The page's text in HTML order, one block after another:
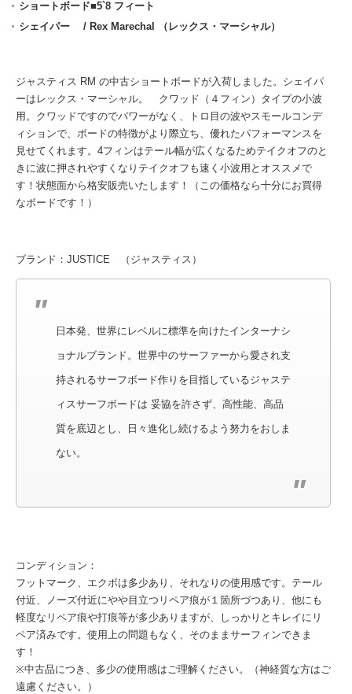
ショートボード■5`8 フィート
シェイパー / Rex Marechal （レックス・マーシャル）
ジャスティス RM の中古ショートボードが入荷しました。シェイパ
ーはレックス・マーシャル。 クワッド（４フィン）タイプの小波
用。クワッドですのでパワーがなく、トロ目の波やスモールコンデ
ィションで、ボードの特徴がより際立ち、優れたパフォーマンスを
見せてくれます。4フィンはテール幅が広くなるためテイクオフのと
きに波に押されやすくなりテイクオフも速く小波用とオススメで
す！状態面から格安販売いたします！（この価格なら十分にお買得
なボードです！）
ブランド：JUSTICE （ジャスティス）
日本発、世界にレベルに標準を向けたインターナシ
ョナルブランド。世界中のサーファーから愛され支
持されるサーフボード作りを目指しているジャステ
ィスサーフボードは 妥協を許さず、高性能、高品
質を底辺とし、日々進化し続けるよう努力をおしま
ない。
コンディション：
フットマーク、エクボは多少あり、それなりの使用感です。テール
付近、ノーズ付近にやや目立つリペア痕が１箇所づつあり、他にも
軽度なリペア痕や打痕等が多少ありますが、しっかりとキレイにリ
ペア済みです。使用上の問題もなく、そのままサーフィンできま
す！
※中古品につき、多少の使用感はご理解ください。（神経質な方はご
遠慮ください。）